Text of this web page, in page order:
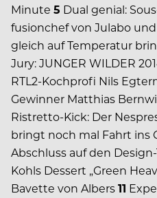
Minute 5 Dual genial:
fusionchef von Julabo
gleich auf Temperatur
Jury: JUNGER WILDER
RTL2-Kochprofi Nils
Gewinner Matthias
Ristretto-Kick: Der
bringt noch mal Fahrt ins
Abschluss auf den
Kohls Dessert „Green
Bavette von Albers11